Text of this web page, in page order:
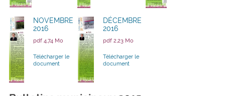
NOVEMBRE
2016
pdf 4,74 Mo
Télécharger le
document
DÉCEMBRE
2016
pdf 2,23 Mo
Télécharger le
document